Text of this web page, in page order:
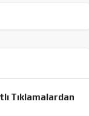
Tıklamalardan